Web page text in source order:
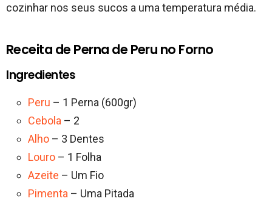
cozinhar nos seus sucos a uma temperatura média.
Receita de Perna de Peru no Forno
Ingredientes
Peru – 1 Perna (600gr)
Cebola – 2
Alho – 3 Dentes
Louro – 1 Folha
Azeite – Um Fio
Pimenta – Uma Pitada